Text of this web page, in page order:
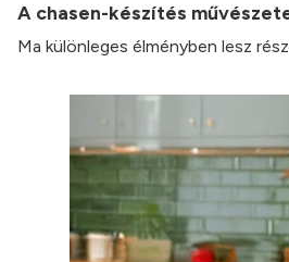
A chasen-készítés
Ma különleges élményben lesz